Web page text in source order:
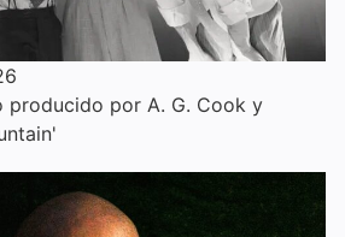
producido por A. G. Cook y